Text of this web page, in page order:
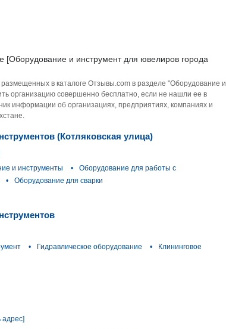
[Оборудование и инструмент для ювелиров города
в каталоге Отзывы.com в разделе "Оборудование и
организацию совершенно бесплатно, если не нашли ее в
информации об организациях, предприятиях, компаниях и
(Котляковская улица)
и инструменты •
Оборудование для работы с
•
Оборудование для сварки
• Гидравлическое оборудование •
Клининговое
адрес]